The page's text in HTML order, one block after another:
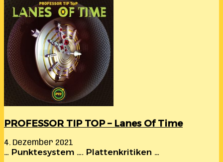
PROFESSOR TIP TOP – Lanes Of Time
4. Dezember 2021
… Punktesystem …. Plattenkritiken …